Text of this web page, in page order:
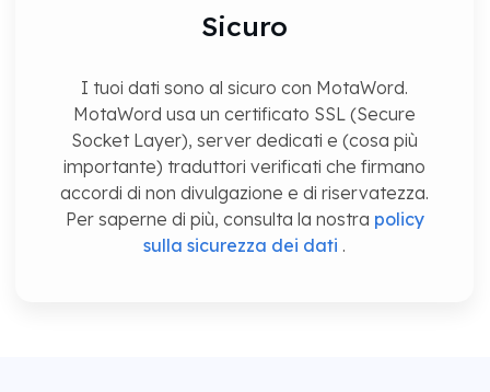
Sicuro
I tuoi dati sono al sicuro con MotaWord.
MotaWord usa un certificato SSL (Secure
Socket Layer), server dedicati e (cosa più
importante) traduttori verificati che firmano
accordi di non divulgazione e di riservatezza.
Per saperne di più, consulta la nostra policy
sulla sicurezza dei dati .